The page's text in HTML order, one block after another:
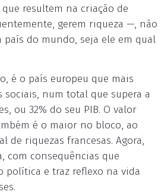
resultem na criação de
gerem riqueza —, não
do mundo, seja ele em qual
é o país europeu que mais
sociais, num total que supera a
ou 32% do seu PIB. O valor
é o maior no bloco, ao
de riquezas francesas. Agora,
com consequências que
política e traz reflexo na vida